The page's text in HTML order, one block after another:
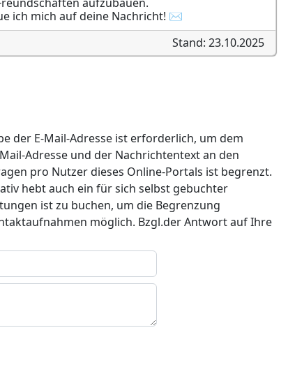
ich mich auf deine Nachricht! ✉️
Stand: 23.10.2025
der E-Mail-Adresse ist erforderlich, um dem
Adresse und der Nachrichtentext an den
pro Nutzer dieses Online-Portals ist begrenzt.
hebt auch ein für sich selbst gebuchter
ist zu buchen, um die Begrenzung
möglich. Bzgl.der Antwort auf Ihre